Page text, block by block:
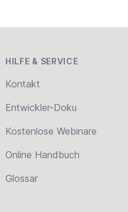
HILFE & SERVICE
Kontakt
Entwickler-Doku
Kostenlose Webinare
Online Handbuch
Glossar